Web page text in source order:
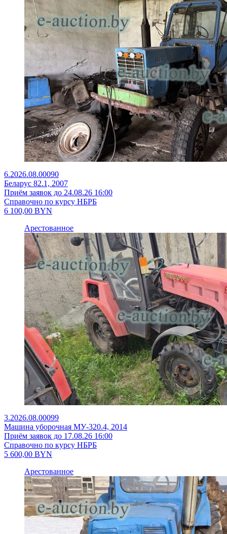
6.2026.08.00090
Беларус 82.1, 2007
Приём заявок до 24.08.26 16:00
Справочно по курсу НБРБ
6 100,00 BYN
Арестованное
3.2026.08.00099
Машина уборочная МУ-320.4, 2014
Приём заявок до 17.08.26 16:00
Справочно по курсу НБРБ
5 600,00 BYN
Арестованное